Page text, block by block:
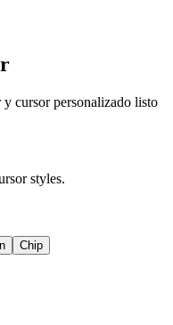
cursor personalizado listo
styles.
Chip